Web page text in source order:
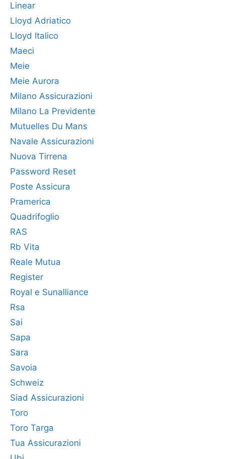
Linear
Lloyd Adriatico
Lloyd Italico
Maeci
Meie
Meie Aurora
Milano Assicurazioni
Milano La Previdente
Mutuelles Du Mans
Navale Assicurazioni
Nuova Tirrena
Password Reset
Poste Assicura
Pramerica
Quadrifoglio
RAS
Rb Vita
Reale Mutua
Register
Royal e Sunalliance
Rsa
Sai
Sapa
Sara
Savoia
Schweiz
Siad Assicurazioni
Toro
Toro Targa
Tua Assicurazioni